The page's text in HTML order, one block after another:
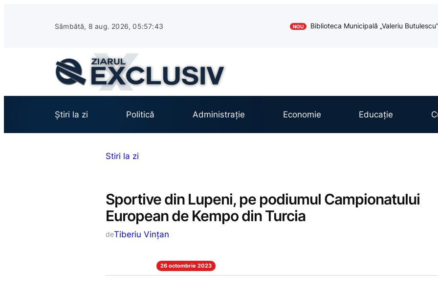
Sâmbătă, 8 aug. 2026, 05:57:44 NOU Biblioteca Municipală „Valeriu
Știri la zi Politică Administrație Economie Educație
Stiri la zi
Sportive din Lupeni, pe podiumul Campionatului
European de Kempo din Turcia
deTiberiu Vințan
26 octombrie 2023